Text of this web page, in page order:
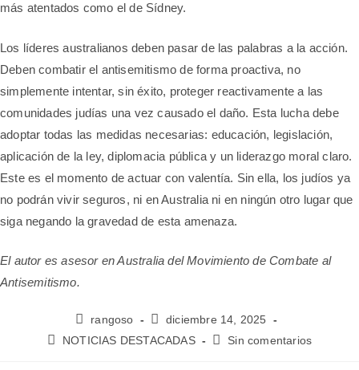
más atentados como el de Sídney.
Los líderes australianos deben pasar de las palabras a la acción.
Deben combatir el antisemitismo de forma proactiva, no
simplemente intentar, sin éxito, proteger reactivamente a las
comunidades judías una vez causado el daño. Esta lucha debe
adoptar todas las medidas necesarias: educación, legislación,
aplicación de la ley, diplomacia pública y un liderazgo moral claro.
Este es el momento de actuar con valentía. Sin ella, los judíos ya
no podrán vivir seguros, ni en Australia ni en ningún otro lugar que
siga negando la gravedad de esta amenaza.
El autor es asesor en Australia del Movimiento de Combate al
Antisemitismo.
rangoso
diciembre 14, 2025
NOTICIAS DESTACADAS
Sin comentarios